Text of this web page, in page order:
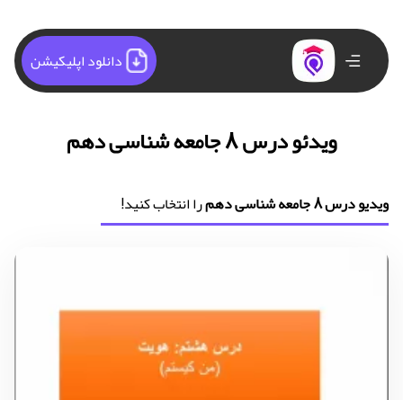
دانلود اپلیکیشن
ویدئو درس 8 جامعه شناسی دهم
ویدیو درس 8 جامعه شناسی دهم را انتخاب کنید!